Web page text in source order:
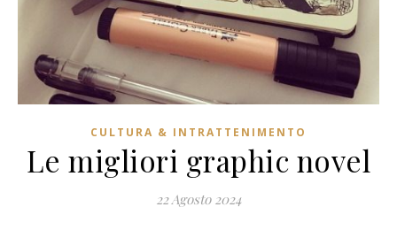
CULTURA & INTRATTENIMENTO
Le migliori graphic novel
22 Agosto 2024